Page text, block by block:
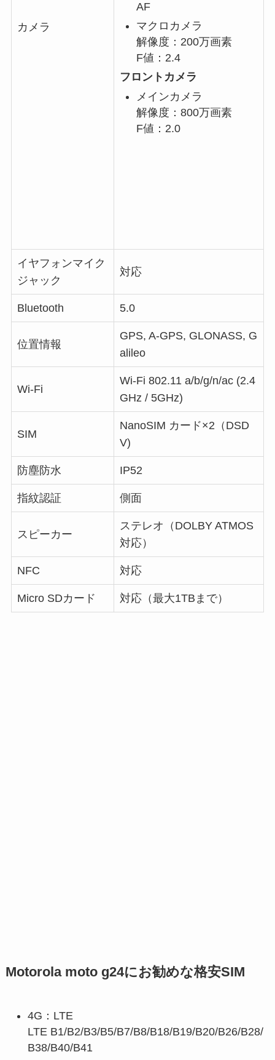
カメラ
AF
マクロカメラ
解像度：200万画素
F値：2.4
フロントカメラ
メインカメラ
解像度：800万画素
F値：2.0
イヤフォンマイク
ジャック
対応
Bluetooth 5.0
位置情報
GPS, A-GPS, GLONASS, G
alileo
Wi-Fi
Wi-Fi 802.11 a/b/g/n/ac (2.4
GHz / 5GHz)
SIM
NanoSIM カード×2（DSD
V)
防塵防水 IP52
指紋認証 側面
スピーカー
ステレオ（DOLBY ATMOS
対応）
NFC 対応
Micro SDカード 対応（最大1TBまで）
Motorola moto g24にお勧めな格安SIM
4G：LTE
LTE B1/B2/B3/B5/B7/B8/B18/B19/B20/B26/B28/
B38/B40/B41